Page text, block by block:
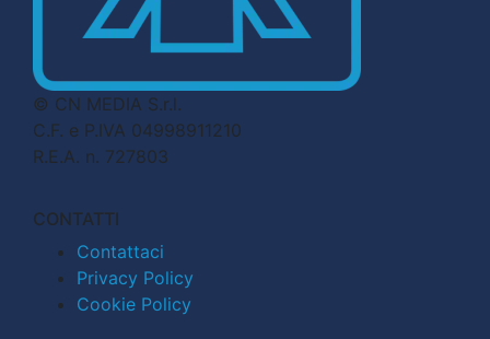
© CN MEDIA S.r.l.
C.F. e P.IVA 04998911210
R.E.A. n. 727803
CONTATTI
Contattaci
Privacy Policy
Cookie Policy